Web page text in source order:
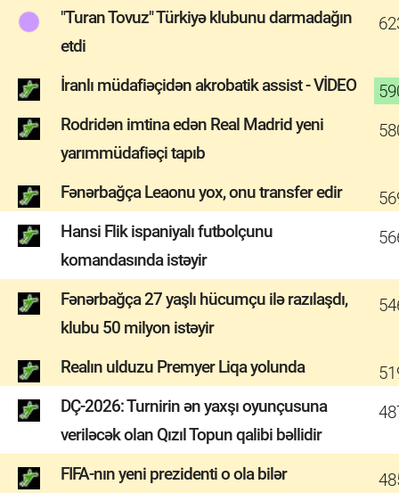
"Turan Tovuz" Türkiyə klubunu darmadağın
etdi
İranlı müdafiəçidən akrobatik assist - VİDEO
Rodridən imtina edən Real Madrid yeni
yarımmüdafiəçi tapıb
Fənərbağça Leaonu yox, onu transfer edir
Hansi Flik ispaniyalı futbolçunu
komandasında istəyir
Fənərbağça 27 yaşlı hücumçu ilə razılaşdı,
klubu 50 milyon istəyir
Realın ulduzu Premyer Liqa yolunda
DÇ-2026: Turnirin ən yaxşı oyunçusuna
veriləcək olan Qızıl Topun qalibi bəllidir
FIFA-nın yeni prezidenti o ola bilər